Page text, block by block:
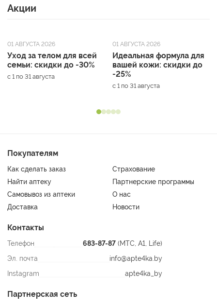
Акции
01 АВГУСТА 2026
Уход за телом для всей
семьи: скидки до -30%
с 1 по 31 августа
01 АВГУСТА 2026
Идеальная формула для
вашей кожи: скидки до
-25%
с 1 по 31 августа
Покупателям
Как сделать заказ
Страхование
Найти аптеку
Партнерские программы
Самовывоз из аптеки
О нас
Доставка
Новости
Контакты
Телефон 683-87-87 (МТС, A1, Life)
Эл. почта
info@apte4ka.by
Instagram
apte4ka_by
Партнерская сеть